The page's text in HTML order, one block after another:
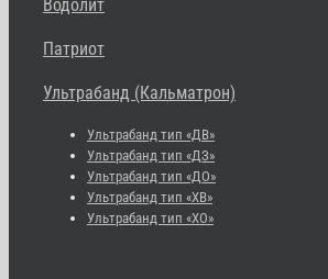
Водолит
Патриот
Ультрабанд (Кальматрон)
Ультрабанд тип «ДВ»
Ультрабанд тип «ДЗ»
Ультрабанд тип «ДО»
Ультрабанд тип «ХВ»
Ультрабанд тип «ХО»